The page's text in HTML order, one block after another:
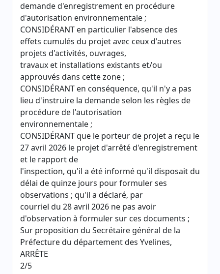
demande d'enregistrement en procédure
d'autorisation environnementale ;
CONSIDÉRANT en particulier l'absence des
effets cumulés du projet avec ceux d'autres
projets d'activités, ouvrages,
travaux et installations existants et/ou
approuvés dans cette zone ;
CONSIDÉRANT en conséquence, qu'il n'y a pas
lieu d'instruire la demande selon les règles de
procédure de l'autorisation
environnementale ;
CONSIDÉRANT que le porteur de projet a reçu le
27 avril 2026 le projet d'arrêté d'enregistrement
et le rapport de
l'inspection, qu'il a été informé qu'il disposait du
délai de quinze jours pour formuler ses
observations ; qu'il a déclaré, par
courriel du 28 avril 2026 ne pas avoir
d'observation à formuler sur ces documents ;
Sur proposition du Secrétaire général de la
Préfecture du département des Yvelines,
ARRÊTE
2/5